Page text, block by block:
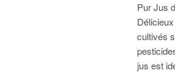
Pur Jus
cultivés
jus est